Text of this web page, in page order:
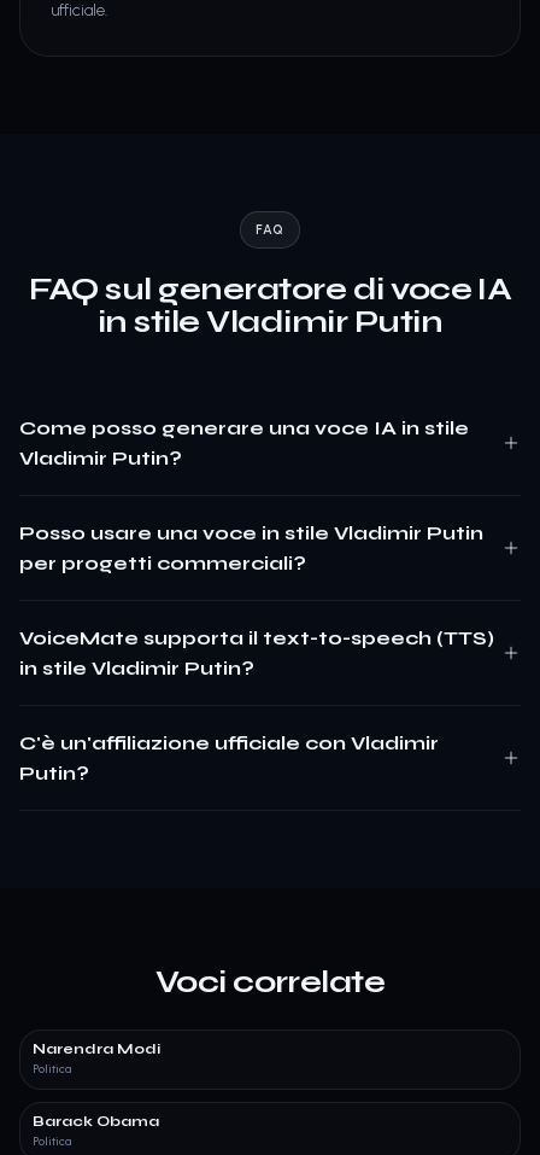
ufficiale.
FAQ
FAQ sul generatore di voce IA
in stile Vladimir Putin
Come posso generare una voce IA in stile
Vladimir Putin?
Posso usare una voce in stile Vladimir Putin
per progetti commerciali?
VoiceMate supporta il text-to-speech (TTS)
in stile Vladimir Putin?
C'è un'affiliazione ufficiale con Vladimir
Putin?
Voci correlate
Narendra Modi
Politica
Barack Obama
Politica